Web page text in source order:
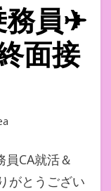
務員✈
面接
CA就活＆
がとうござい